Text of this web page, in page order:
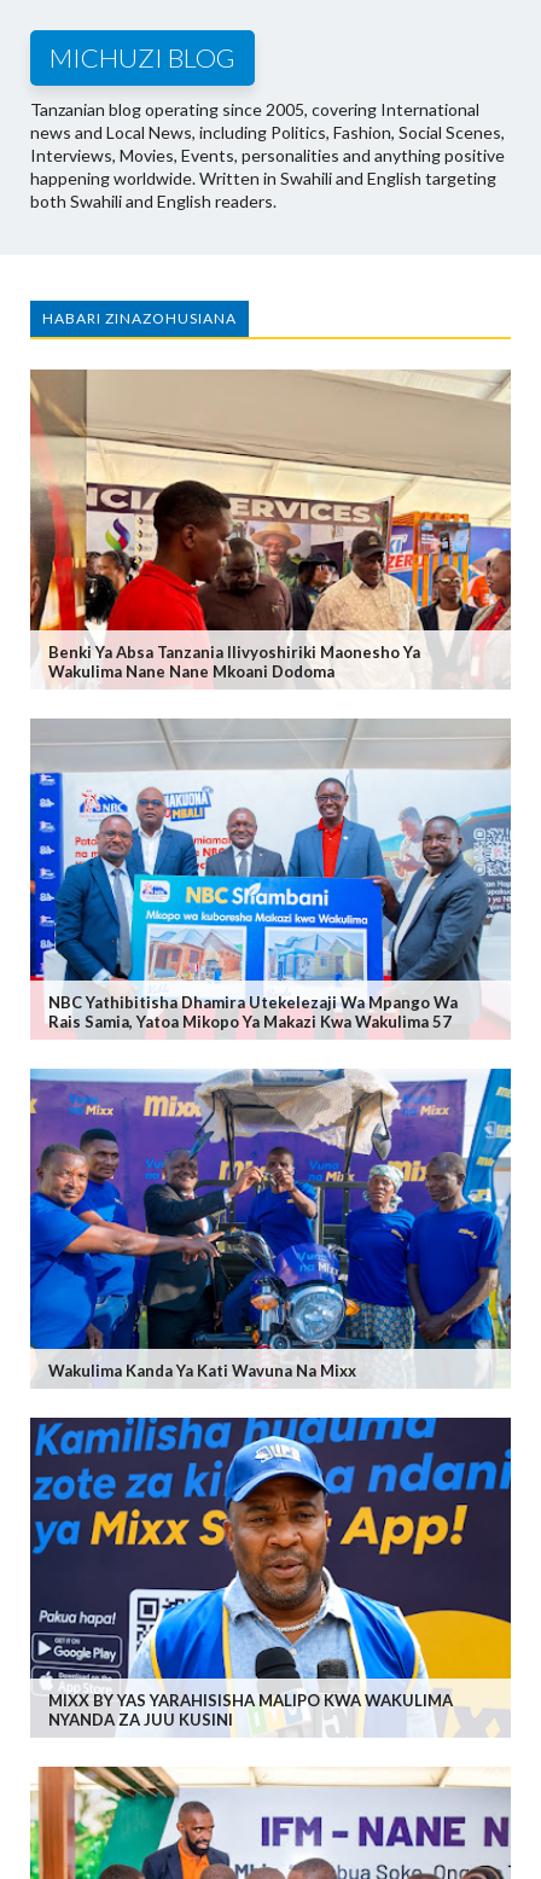
MICHUZI BLOG
Tanzanian blog operating since 2005, covering International
news and Local News, including Politics, Fashion, Social Scenes,
Interviews, Movies, Events, personalities and anything positive
happening worldwide. Written in Swahili and English targeting
both Swahili and English readers.
HABARI ZINAZOHUSIANA
Benki Ya Absa Tanzania Ilivyoshiriki Maonesho Ya
Wakulima Nane Nane Mkoani Dodoma
NBC Yathibitisha Dhamira Utekelezaji Wa Mpango Wa
Rais Samia, Yatoa Mikopo Ya Makazi Kwa Wakulima 57
Wakulima Kanda Ya Kati Wavuna Na Mixx
MIXX BY YAS YARAHISISHA MALIPO KWA WAKULIMA
NYANDA ZA JUU KUSINI